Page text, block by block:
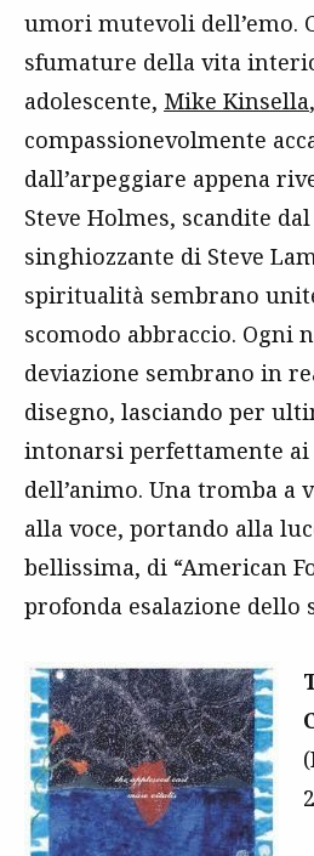
umori mutevoli dell’emo.
sfumature della vita
adolescente, Mike Kinsella
compassionevolmente
dall’arpeggiare appena
Steve Holmes, scandite
singhiozzante di Steve
spiritualità sembrano
scomodo abbraccio. Ogni
deviazione sembrano in
disegno, lasciando per
intonarsi perfettamente
dell’animo. Una tromba a
alla voce, portando alla
bellissima, di “American
profonda esalazione dello